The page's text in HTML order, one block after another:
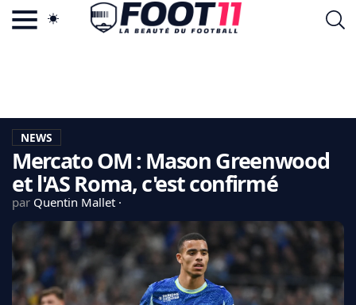
LA CHARTE
VIE PRIVÉE
CGU
CONTACTEZ-NOUS
MERCATO
CDM 2026
EDF
NEWS
Mercato OM : Mason Greenwood
et l'AS Roma, c'est confirmé
par Quentin Mallet